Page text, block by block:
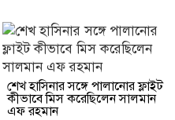
শেখ হাসিনার সঙ্গে পালানোর ফ্লাইট
কীভাবে মিস করেছিলেন সালমান
এফ রহমান